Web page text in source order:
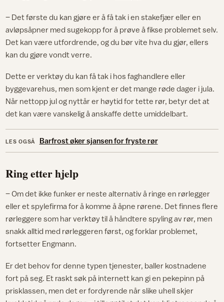
– Det første du kan gjøre er å få tak i en stakefjær eller en
avløpsåpner med sugekopp for å prøve å fikse problemet selv.
Det kan være utfordrende, og du bør vite hva du gjør, ellers
kan du gjøre vondt verre.
Dette er verktøy du kan få tak i hos faghandlere eller
byggevarehus, men som kjent er det mange røde dager i jula.
Når nettopp jul og nyttår er høytid for tette rør, betyr det at
det kan være vanskelig å anskaffe dette umiddelbart.
LES OGSÅ Barfrost øker sjansen for fryste rør
Ring etter hjelp
– Om det ikke funker er neste alternativ å ringe en rørlegger
eller et spylefirma for å komme å åpne rørene. Det finnes flere
rørleggere som har verktøy til å håndtere spyling av rør, men
snakk alltid med rørleggeren først, og forklar problemet,
fortsetter Engmann.
Er det behov for denne typen tjenester, baller kostnadene
fort på seg. Et raskt søk på internett kan gi en pekepinn på
prisklassen, men det er fordyrende når slike uhell skjer